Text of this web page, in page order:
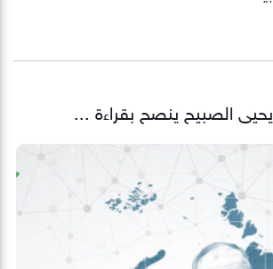
يحيى الصبيح ينصح بقراءة ...